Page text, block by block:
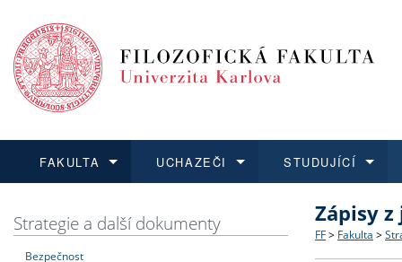
FAKULTA
Dozvědět se více
Struktura
UCHAZEČI
Podat přihlášku
Co
STUDUJÍCÍ
Dozvědět se více
Dozvědět se více
O vědě a
Dozvědět se více
Aktuální
Strategie a další dokumenty
Bezpečnost
Zápisy
FF > Fakulta >